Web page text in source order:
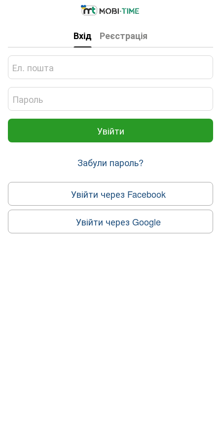
Вхід Реєстрація
Увійти
Забули пароль?
Увійти через Facebook
Увійти через Google